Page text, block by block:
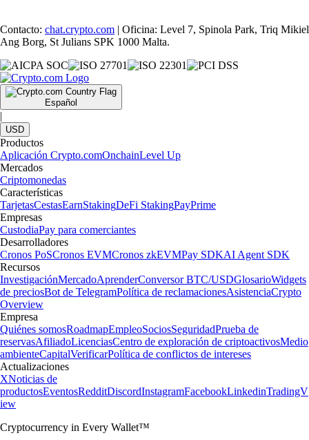
Contacto: chat.crypto.com | Oficina: Level 7, Spinola Park, Triq Mikiel
Ang Borg, St Julians SPK 1000 Malta.
Español
|
USD
Productos
Aplicación Crypto.comOnchainLevel Up
Mercados
Criptomonedas
Características
TarjetasCestasEarnStakingDeFi StakingPayPrime
Empresas
CustodiaPay para comerciantes
Desarrolladores
Cronos PoSCronos EVMCronos zkEVMPay SDKAI Agent SDK
Recursos
InvestigaciónMercadoAprenderConversor BTC/USDGlosarioWidgets
de preciosBot de TelegramPolítica de reclamacionesAsistenciaCrypto
Overview
Empresa
Quiénes somosRoadmapEmpleoSociosSeguridadPrueba de
reservasAfiliadoLicenciasCentro de exploración de criptoactivosMedio
ambienteCapitalVerificarPolítica de conflictos de intereses
Actualizaciones
XNoticias de
productosEventosRedditDiscordInstagramFacebookLinkedinTradingV
iew
Cryptocurrency in Every Wallet™